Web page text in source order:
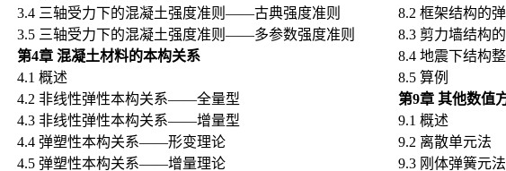
3.4 三轴受力下的混凝土强度准则——古典强度准则 8.2 框架结构的
3.5 三轴受力下的混凝土强度准则——多参数强度准则 8.3 剪力墙结构
第4章 混凝土材料的本构关系 8.4 地震下结构
4.1 概述 8.5 算例
4.2 非线性弹性本构关系——全量型 第9章 其他数值
4.3 非线性弹性本构关系——增量型 9.1 概述
4.4 弹塑性本构关系——形变理论 9.2 离散单元法
4.5 弹塑性本构关系——增量理论 9.3 刚体弹簧元法